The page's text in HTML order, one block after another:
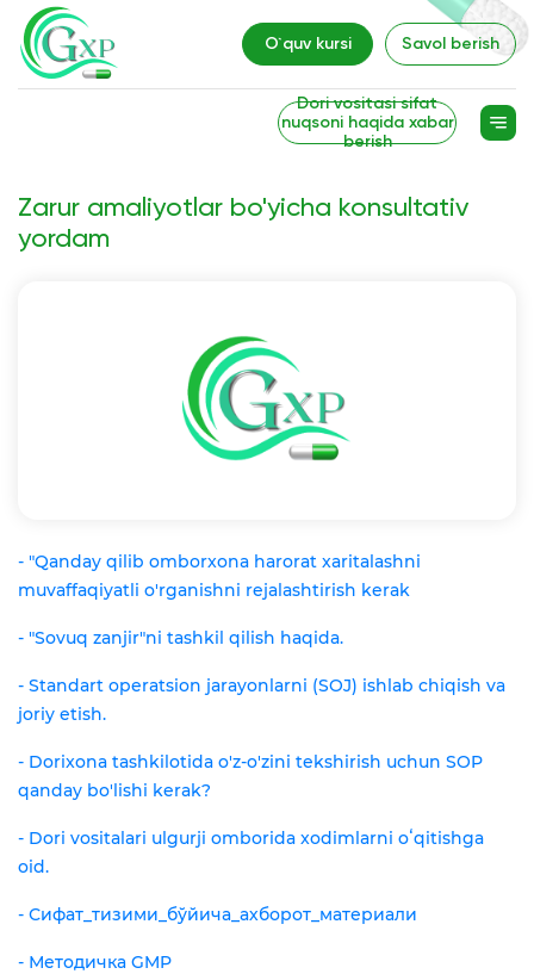
O`quv kursi Savol berish
Dori vositasi sifat
nuqsoni haqida xabar
berish
Zarur amaliyotlar bo'yicha konsultativ
yordam
- "Qanday qilib omborxona harorat xaritalashni
muvaffaqiyatli o'rganishni rejalashtirish kerak
- "Sovuq zanjir"ni tashkil qilish haqida.
- Standart operatsion jarayonlarni (SOJ) ishlab chiqish va
joriy etish.
- Dorixona tashkilotida o'z-o'zini tekshirish uchun SOP
qanday bo'lishi kerak?
- Dori vositalari ulgurji omborida xodimlarni oʻqitishga
oid.
- Сифат_тизими_бўйича_ахборот_материали
- Методичка GMP